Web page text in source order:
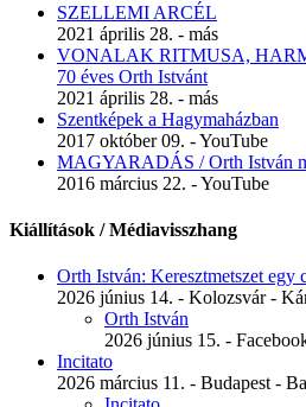
SZELLEMI ARCÉL
2021 április 28. - más
VONALAK RITMUSA,
70 éves Orth Istvánt
2021 április 28. - más
Szentképek a Hagymaházban
2017 október 09. - YouTube
MAGYARADÁS / Orth István
2016 március 22. - YouTube
Kiállítások / Médiavisszhang
Orth István: Keresztmetszet egy
2026 június 14. - Kolozsvár -
Orth István
2026 június 15. -
Incitato
2026 március 11. - Budapest -